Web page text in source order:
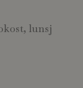
lunsj